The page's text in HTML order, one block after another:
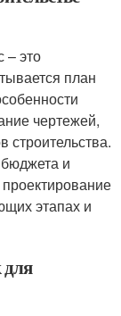
– это
план
чертежей,
строительства.
и
этапах и
для